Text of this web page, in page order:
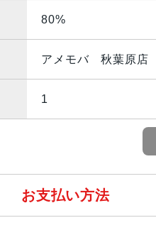
80%
アメモバ 秋葉原店
1
お支払い方法